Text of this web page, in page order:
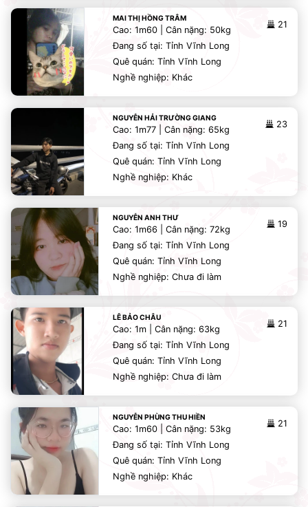
MAI THỊ HỒNG TRÂM
21
Cao: 1m60 | Cân nặng: 50kg
Đang số tại: Tỉnh Vĩnh Long
Quê quán: Tỉnh Vĩnh Long
Nghề nghiệp: Khác
NGUYỄN HẢI TRƯỜNG GIANG
23
Cao: 1m77 | Cân nặng: 65kg
Đang số tại: Tỉnh Vĩnh Long
Quê quán: Tỉnh Vĩnh Long
Nghề nghiệp: Khác
NGUYỄN ANH THƯ
19
Cao: 1m66 | Cân nặng: 72kg
Đang số tại: Tỉnh Vĩnh Long
Quê quán: Tỉnh Vĩnh Long
Nghề nghiệp: Chưa đi làm
LÊ BẢO CHÂU
21
Cao: 1m | Cân nặng: 63kg
Đang số tại: Tỉnh Vĩnh Long
Quê quán: Tỉnh Vĩnh Long
Nghề nghiệp: Chưa đi làm
NGUYỄN PHÙNG THU HIỀN
21
Cao: 1m60 | Cân nặng: 53kg
Đang số tại: Tỉnh Vĩnh Long
Quê quán: Tỉnh Vĩnh Long
Nghề nghiệp: Khác